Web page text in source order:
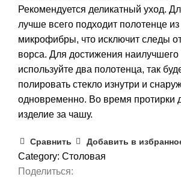
Рекомендуется деликатный уход.
лучше всего подходит полотенце
микрофибры, что исключит следы
ворса. Для достижения наилучшего
используйте два полотенца, так
полировать стекло изнутри и
одновременно. Во время протирки
изделие за чашу.
Сравнить Добавить в
Category: Столовая
Поделиться: